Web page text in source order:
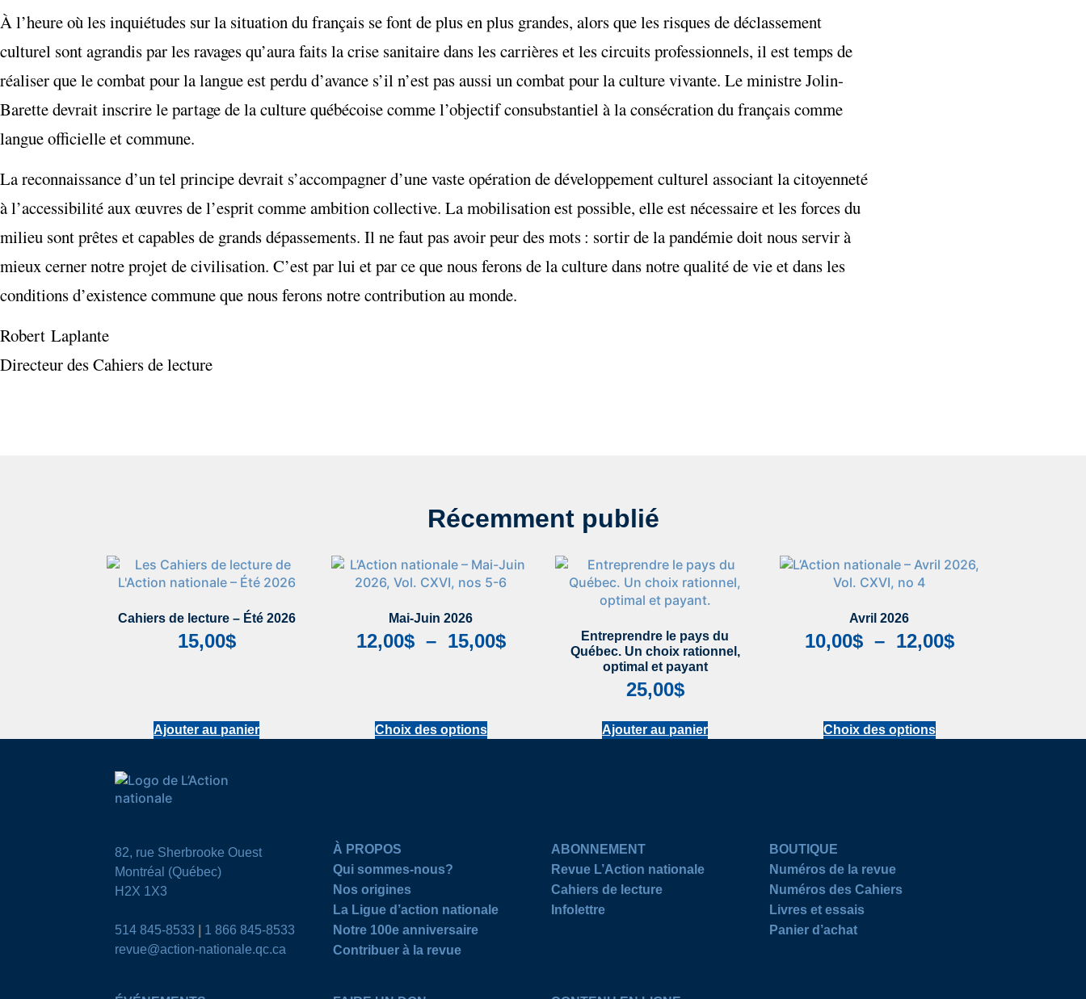
À l’heure où les inquiétudes sur la situation du français se font de plus en plus grandes, alors que les risques de déclassement
culturel sont agrandis par les ravages qu’aura faits la crise sanitaire dans les carrières et les circuits professionnels, il est temps de
réaliser que le combat pour la langue est perdu d’avance s’il n’est pas aussi un combat pour la culture vivante. Le ministre Jolin-
Barette devrait inscrire le partage de la culture québécoise comme l’objectif consubstantiel à la consécration du français comme
langue officielle et commune.
La reconnaissance d’un tel principe devrait s’accompagner d’une vaste opération de développement culturel associant la citoyenneté
à l’accessibilité aux œuvres de l’esprit comme ambition collective. La mobilisation est possible, elle est nécessaire et les forces du
milieu sont prêtes et capables de grands dépassements. Il ne faut pas avoir peur des mots : sortir de la pandémie doit nous servir à
mieux cerner notre projet de civilisation. C’est par lui et par ce que nous ferons de la culture dans notre qualité de vie et dans les
conditions d’existence commune que nous ferons notre contribution au monde.
Robert Laplante
Directeur des Cahiers de lecture
Récemment publié
Cahiers de lecture – Été 2026
15,00$
Ajouter au panier
Mai-Juin 2026
12,00$ – 15,00$
Choix des options
Entreprendre le pays du
Québec. Un choix rationnel,
optimal et payant
25,00$
Ajouter au panier
Avril 2026
10,00$ – 12,00$
Choix des options
82, rue Sherbrooke Ouest
Montréal (Québec)
H2X 1X3
514 845-8533
1 866 845-8533
revue@action-nationale.qc.ca
À PROPOS
Qui sommes-nous?
Nos origines
La Ligue d’action nationale
Notre 100e anniversaire
Contribuer à la revue
ABONNEMENT
Revue L’Action nationale
Cahiers de lecture
Infolettre
BOUTIQUE
Numéros de la revue
Numéros des Cahiers
Livres et essais
Panier d’achat